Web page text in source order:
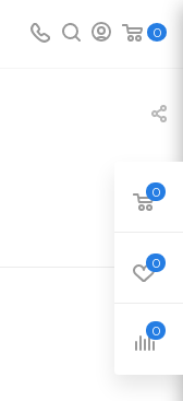
0
0
0
0